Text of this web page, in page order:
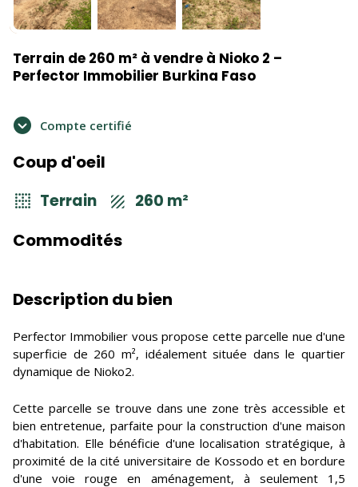
Terrain de 260 m² à vendre à Nioko 2 –
Perfector Immobilier Burkina Faso
Compte certifié
Coup d'oeil
Terrain 260 m²
Commodités
Description du bien
Perfector Immobilier vous propose cette parcelle nue d'une
superficie de 260 m², idéalement située dans le quartier
dynamique de Nioko2.
Cette parcelle se trouve dans une zone très accessible et
bien entretenue, parfaite pour la construction d'une maison
d'habitation. Elle bénéficie d'une localisation stratégique, à
proximité de la cité universitaire de Kossodo et en bordure
d'une voie rouge en aménagement, à seulement 1,5